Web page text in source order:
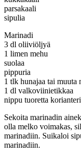
parsakaali
sipulia
Marinadi
3 dl oliiviöljyä
1 limen mehu
suolaa
pippuria
1 tlk hunajaa tai muuta
1 dl valkoviinietikkaa
nippu tuoretta
Sekoita marinadin
olla melko voimakas,
marinadiin. Suikaloi
marinadiin.